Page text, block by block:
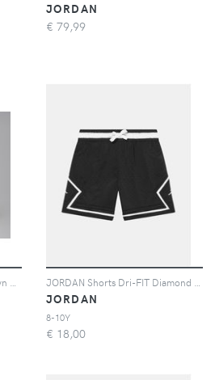
JORDAN
€ 79,99
JORDAN
8-10Y
€ 18,00